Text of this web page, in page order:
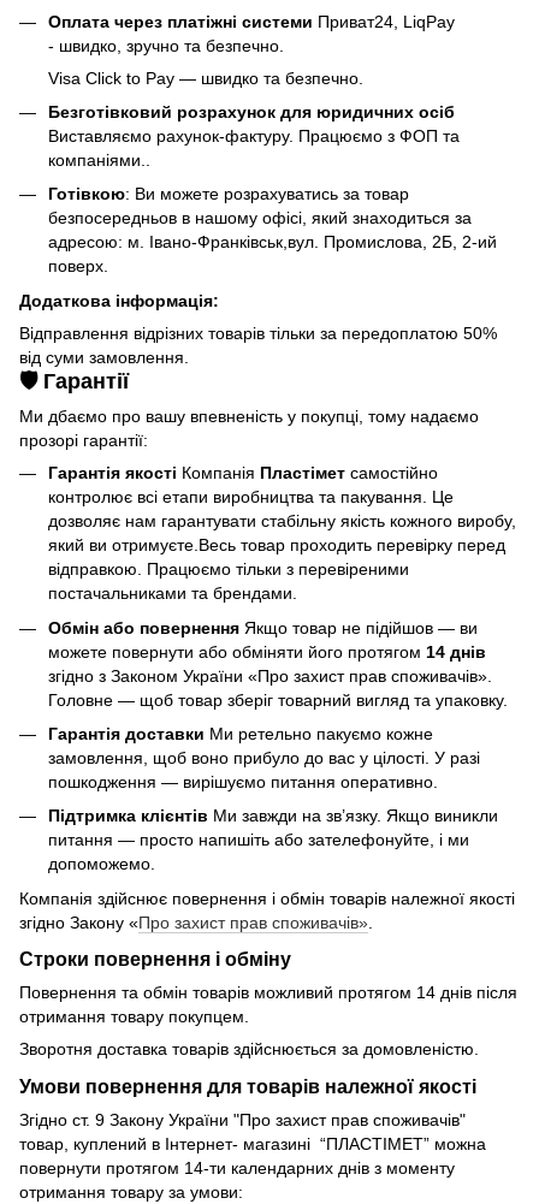
Оплата через платіжні системи Приват24, LiqPay
- швидко, зручно та безпечно.
Visa Click to Pay — швидко та безпечно.
Безготівковий розрахунок для юридичних осіб
Виставляємо рахунок-фактуру. Працюємо з ФОП та
компаніями..
Готівкою: Ви можете розрахуватись за товар
безпосередньов в нашому офісі, який знаходиться за
адресою: м. Івано-Франківськ,вул. Промислова, 2Б, 2-ий
поверх.
Додаткова інформація:
Відправлення відрізних товарів тільки за передоплатою 50%
від суми замовлення.
🛡️ Гарантії
Ми дбаємо про вашу впевненість у покупці, тому надаємо
прозорі гарантії:
Гарантія якості Компанія Пластімет самостійно
контролює всі етапи виробництва та пакування. Це
дозволяє нам гарантувати стабільну якість кожного виробу,
який ви отримуєте.Весь товар проходить перевірку перед
відправкою. Працюємо тільки з перевіреними
постачальниками та брендами.
Обмін або повернення Якщо товар не підійшов — ви
можете повернути або обміняти його протягом 14 днів
згідно з Законом України «Про захист прав споживачів».
Головне — щоб товар зберіг товарний вигляд та упаковку.
Гарантія доставки Ми ретельно пакуємо кожне
замовлення, щоб воно прибуло до вас у цілості. У разі
пошкодження — вирішуємо питання оперативно.
Підтримка клієнтів Ми завжди на зв’язку. Якщо виникли
питання — просто напишіть або зателефонуйте, і ми
допоможемо.
Компанія здійснює повернення і обмін товарів належної якості
згідно Закону «Про захист прав споживачів»
Строки повернення і обміну
Повернення та обмін товарів можливий протягом 14 днів після
отримання товару покупцем.
Зворотня доставка товарів здійснюється за домовленістю.
Умови повернення для товарів належної якості
Згідно ст. 9 Закону України "Про захист прав споживачів"
товар, куплений в Інтернет- магазині “ПЛАСТІМЕТ” можна
повернути протягом 14-ти календарних днів з моменту
отримання товару за умови: